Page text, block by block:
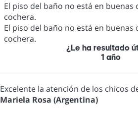
El piso del baño no está en
cochera.
El piso del baño no está en
cochera.
¿Le ha resultado
1 año
Excelente la atención de los chicos
Mariela Rosa (Argentina)